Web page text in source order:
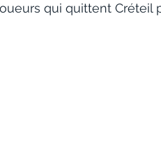
qui quittent Créteil